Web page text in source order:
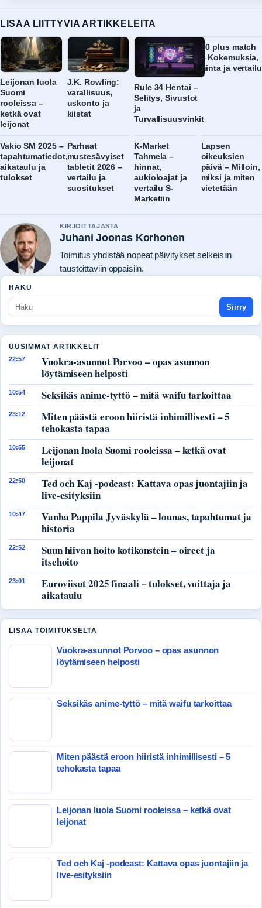
LISAA LIITTYVIA ARTIKKELEITA
Leijonan luola
Suomi
rooleissa –
ketkä ovat
leijonat
J.K. Rowling:
varallisuus,
uskonto ja
kiistat
Rule 34 Hentai –
Selitys, Sivustot
ja
Turvallisuusvinkit
50 plus match
– Kokemuksia,
hinta ja vertailu
Vakio SM 2025 –
tapahtumatiedot,
aikataulu ja
tulokset
Parhaat
mustesävyiset
tabletit 2026 –
vertailu ja
suositukset
K-Market
Tahmela –
hinnat,
aukioloajat ja
vertailu S-
Marketiin
Lapsen
oikeuksien
päivä – Milloin,
miksi ja miten
vietetään
KIRJOITTAJASTA
Juhani Joonas Korhonen
Toimitus yhdistää nopeat päivitykset selkeisiin
taustoittaviin oppaisiin.
HAKU
Siirry
UUSIMMAT ARTIKKELIT
22:57
Vuokra-asunnot Porvoo – opas asunnon
löytämiseen helposti
10:54 Seksikäs anime-tyttö – mitä waifu tarkoittaa
23:12
Miten päästä eroon hiiristä inhimillisesti – 5
tehokasta tapaa
10:55
Leijonan luola Suomi rooleissa – ketkä ovat
leijonat
22:50
Ted och Kaj -podcast: Kattava opas juontajiin ja
live-esityksiin
10:47
Vanha Pappila Jyväskylä – lounas, tapahtumat ja
historia
22:52
Suun hiivan hoito kotikonstein – oireet ja
itsehoito
23:01
Euroviisut 2025 finaali – tulokset, voittaja ja
aikataulu
LISAA TOIMITUKSELTA
Vuokra-asunnot Porvoo – opas asunnon
löytämiseen helposti
Seksikäs anime-tyttö – mitä waifu tarkoittaa
Miten päästä eroon hiiristä inhimillisesti – 5
tehokasta tapaa
Leijonan luola Suomi rooleissa – ketkä ovat
leijonat
Ted och Kaj -podcast: Kattava opas juontajiin ja
live-esityksiin